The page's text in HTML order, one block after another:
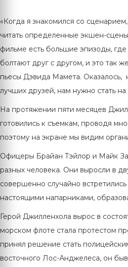
«Когда я знакомился со
читать определенные экшен-
фильме есть большие эпизоды,
болтают друг с другом, и это так
пьесы Дэвида Мамета. Оказалось,
лучших друзей, нам нужно стать
На протяжении пяти месяцев
готовились к съемкам, проводя
поэтому на экране мы видим
Офицеры Брайан Тэйлор и Майк
разных человека. Они выросли в
совершенно случайно
настоящими напарниками,
Герой Джилленхола вырос в
морском флоте стала протестом
принял решение стать
восточного Лос-Анджелеса, он